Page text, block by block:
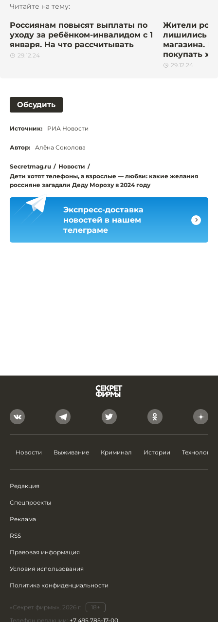
Читайте на тему:
Россиянам повысят выплаты по
уходу за ребёнком-инвалидом с 1
января. На что рассчитывать
29.12.24
Жители
лишились
магазина.
покупать
29.12.24
Обсудить
Источник: РИА Новости
Автор: Алёна Соколова
Secretmag.ru / Новости /
Дети хотят телефоны, а взрослые — любви: какие желания
россияне загадали Деду Морозу в 2024 году
Экспресс-доставка
новостей в нашем
телеграме
Новости Выживание Криминал Истории Технологии
Редакция
Спецпроекты
Реклама
RSS
Правовая информация
Условия использования
Политика конфиденциальности
«Секрет фирмы», 2026 г.
18+
Телефон редакции: +7 495 785-17-00